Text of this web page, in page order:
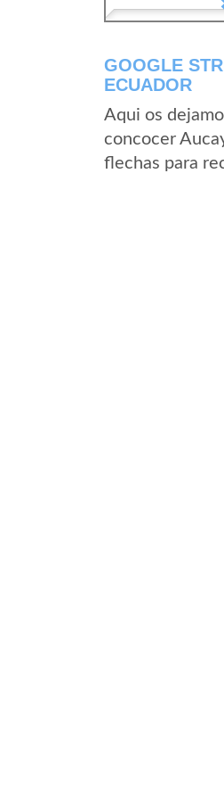
GOOGLE
ECUADOR
Aqui os
concocer
flechas para